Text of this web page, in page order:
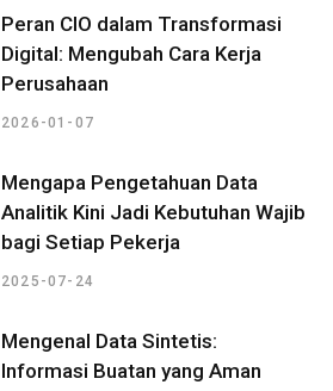
Peran CIO dalam Transformasi
Digital: Mengubah Cara Kerja
Perusahaan
2026-01-07
Mengapa Pengetahuan Data
Analitik Kini Jadi Kebutuhan Wajib
bagi Setiap Pekerja
2025-07-24
Mengenal Data Sintetis:
Informasi Buatan yang Aman